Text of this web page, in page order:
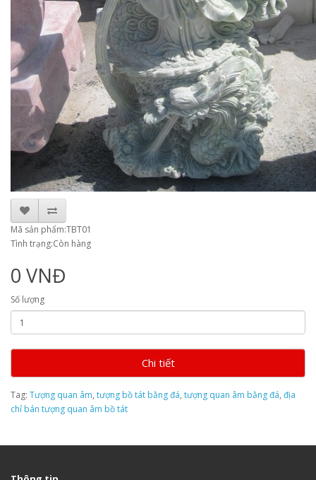
Mã sản phẩm:TBT01
Tình trạng:Còn hàng
0 VNĐ
Số lượng
Chi tiết
Tag: Tượng quan âm, tượng bồ tát bằng đá, tượng quan âm bằng đá, địa
chỉ bán tượng quan âm bồ tát